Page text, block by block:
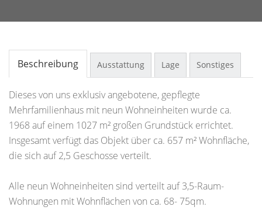
Beschreibung Ausstattung Lage Sonstiges
Dieses von uns exklusiv angebotene, gepflegte
Mehrfamilienhaus mit neun Wohneinheiten wurde ca.
1968 auf einem 1027 m² großen Grundstück errichtet.
Insgesamt verfügt das Objekt über ca. 657 m² Wohnfläche,
die sich auf 2,5 Geschosse verteilt.
Alle neun Wohneinheiten sind verteilt auf 3,5-Raum-
Wohnungen mit Wohnflächen von ca. 68- 75qm.